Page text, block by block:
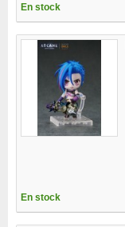
En stock
En stock